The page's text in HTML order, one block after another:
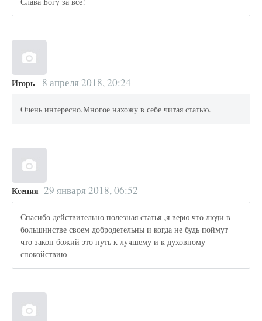
Игорь 8 апреля 2018, 20:24
Очень интересно.Многое нахожу в себе читая статью.
Ксения 29 января 2018, 06:52
Спасибо действительно полезная статья ,я верю что люди в
большинстве своем добродетельны и когда не будь поймут
что закон божий это путь к лучшему и к духовному
спокойствию